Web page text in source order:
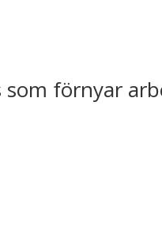
som förnyar